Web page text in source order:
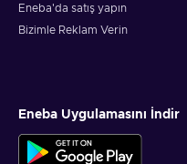
Eneba'da satış yapın
Bizimle Reklam Verin
Eneba Uygulamasını İndir